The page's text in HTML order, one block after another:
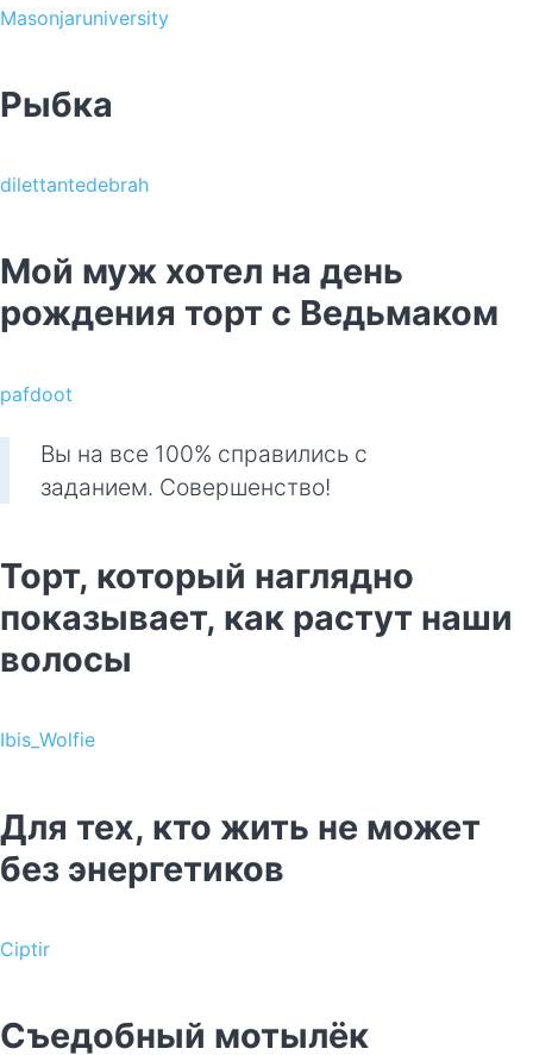
Masonjaruniversity
Рыбка
dilettantedebrah
Мой муж хотел на день
рождения торт с Ведьмаком
pafdoot
Вы на все 100% справились с
заданием. Совершенство!
Торт, который наглядно
показывает, как растут наши
волосы
Ibis_Wolfie
Для тех, кто жить не может
без энергетиков
Ciptir
Съедобный мотылёк